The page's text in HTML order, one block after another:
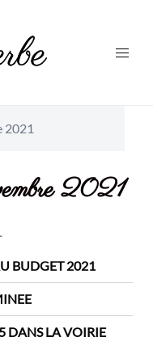
2021
2021
BUDGET 2021
DANS LA VOIRIE